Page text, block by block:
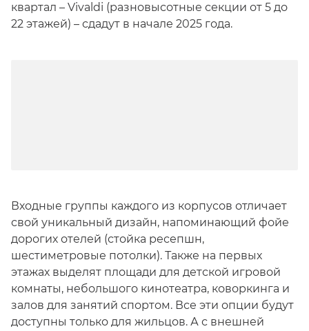
квартал – Vivaldi (разновысотные секции от 5 до
22 этажей) – сдадут в начале 2025 года.
Входные группы каждого из корпусов отличает
свой уникальный дизайн, напоминающий фойе
дорогих отелей (стойка ресепшн,
шестиметровые потолки). Также на первых
этажах выделят площади для детской игровой
комнаты, небольшого кинотеатра, коворкинга и
залов для занятий спортом. Все эти опции будут
доступны только для жильцов. А с внешней